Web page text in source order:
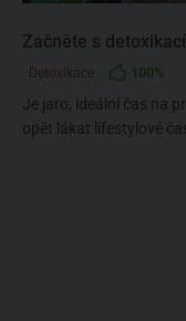
Začněte s
Detoxikace 100%
Je jaro, ideální čas na
opět lákat lifestylové